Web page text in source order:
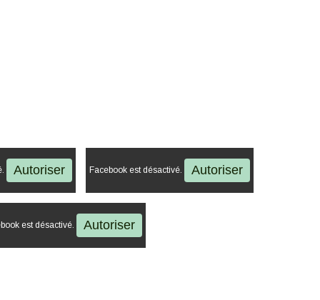
Autoriser Facebook est désactivé. Autoriser
est désactivé. Autoriser